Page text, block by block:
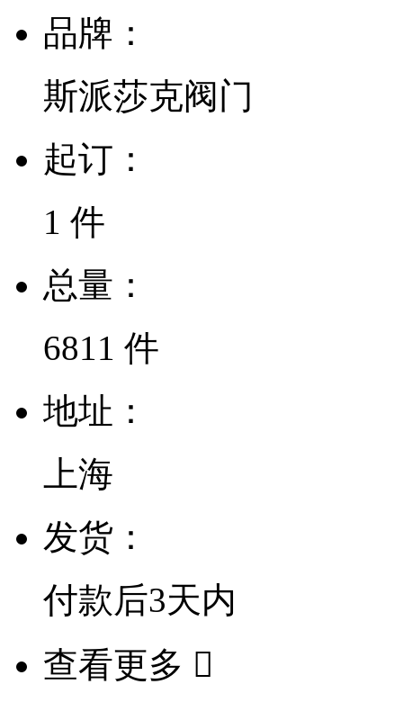
品牌：
斯派莎克阀门
起订：
1 件
总量：
6811 件
地址：
上海
发货：
付款后3天内
查看更多 